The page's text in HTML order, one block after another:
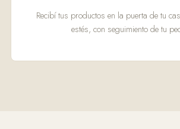
Recibí tus productos en la puerta de tu
estés, con seguimiento de tu